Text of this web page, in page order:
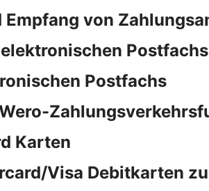
von
Postfachs
Postfachs
Karten
Visa Debitkarten